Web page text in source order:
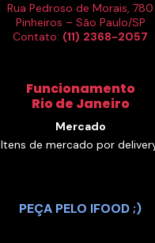
Rua Pedroso de Morais, 780
Pinheiros – São Paulo/SP
Contato: (11) 2368-2057
Funcionamento
Rio de Janeiro
Mercado
Itens de mercado por
PEÇA PELO IFOOD ;)